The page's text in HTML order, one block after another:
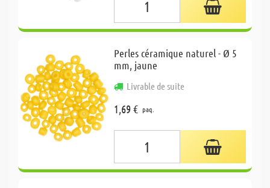
Perles céramique naturel - Ø 5
mm, jaune
Livrable de suite
1,69 € paq.